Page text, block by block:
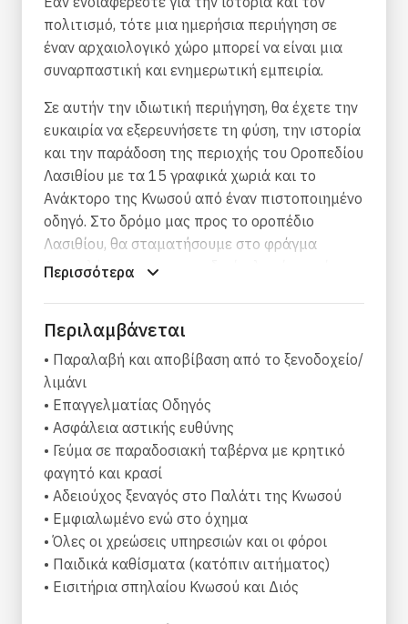
πολιτισμό, τότε μια ημερήσια περιήγηση σε
έναν αρχαιολογικό χώρο μπορεί να είναι μια
συναρπαστική και ενημερωτική εμπειρία.
Σε αυτήν την ιδιωτική περιήγηση, θα έχετε την
ευκαιρία να εξερευνήσετε τη φύση, την ιστορία
και την παράδοση της περιοχής του Οροπεδίου
Λασιθίου με τα 15 γραφικά χωριά και το
Ανάκτορο της Κνωσού από έναν πιστοποιημένο
οδηγό. Στο δρόμο μας προς το οροπέδιο
Λασιθίου, θα σταματήσουμε στο φράγμα
Αποσελέμη και στο μοναδικό πλωτό χωριό
ανεμόμυλους και το περίφημο σπήλαιο του
Δία.
Το Σπήλαιο του Δία βρίσκεται σε υψόμετρο
1020 μ. με φανταστικούς σταλακτίτες και
σταλαγμίτες, το οποίο είναι το μεγαλύτερο και
ένα από τα πιο δημοφιλή σημεία της Κρήτης.
Στη συνέχεια, θα σταματήσουμε κοντά στο
μοναστήρι της Κεράς για παραδοσιακό κρητικό
γεύμα. Μετά το γεύμα, θα επισκεφθούμε ένα
εργοστάσιο ελαιολάδου 4ης γενιάς όπου θα
κάνουμε μια γευσιγνωσία ελιάς και θα μάθουμε
τα πάντα για την παραγωγή ελαιολάδου. Η
Περισσότερα
Περιλαμβάνεται
• Παραλαβή και αποβίβαση από το ξενοδοχείο/
λιμάνι
• Επαγγελματίας Οδηγός
• Ασφάλεια αστικής ευθύνης
• Γεύμα σε παραδοσιακή ταβέρνα με κρητικό
φαγητό και κρασί
• Αδειούχος ξεναγός στο Παλάτι της Κνωσού
• Εμφιαλωμένο ενώ στο όχημα
• Όλες οι χρεώσεις υπηρεσιών και οι φόροι
• Παιδικά καθίσματα (κατόπιν αιτήματος)
• Εισιτήρια σπηλαίου Κνωσού και Διός